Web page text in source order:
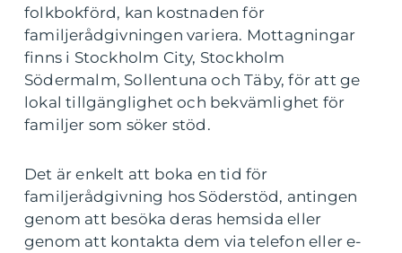
folkbokförd, kan kostnaden för
familjerådgivningen variera. Mottagningar
finns i Stockholm City, Stockholm
Södermalm, Sollentuna och Täby, för att ge
lokal tillgänglighet och bekvämlighet för
familjer som söker stöd.
Det är enkelt att boka en tid för
familjerådgivning hos Söderstöd, antingen
genom att besöka deras hemsida eller
genom att kontakta dem via telefon eller e-